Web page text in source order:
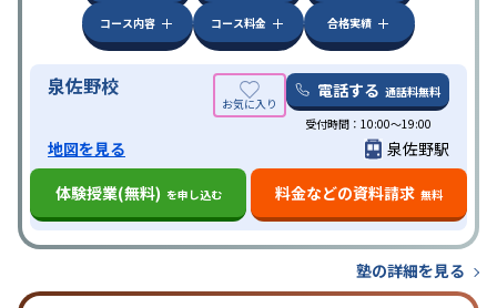
コース内容 コース料金 合格実績
泉佐野校 電話する 通話料無料
受付時間：10:00～19:00
地図を見る
泉佐野駅
体験授業(無料) を申し込む 料金などの資料請求 無料
塾の詳細を見る